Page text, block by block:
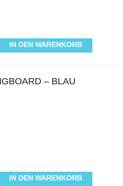
IN DEN WARENKORB
– BLAU
IN DEN WARENKORB